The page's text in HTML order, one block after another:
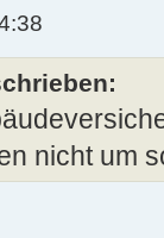
nicht um